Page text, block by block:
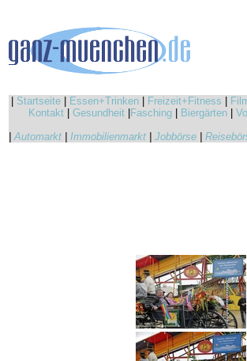
Startseite Essen+Trinken Freizeit+Fitness
Kontakt
Gesundheit Fasching Biergärten
|Automarkt Immobilienmarkt Jobbörse